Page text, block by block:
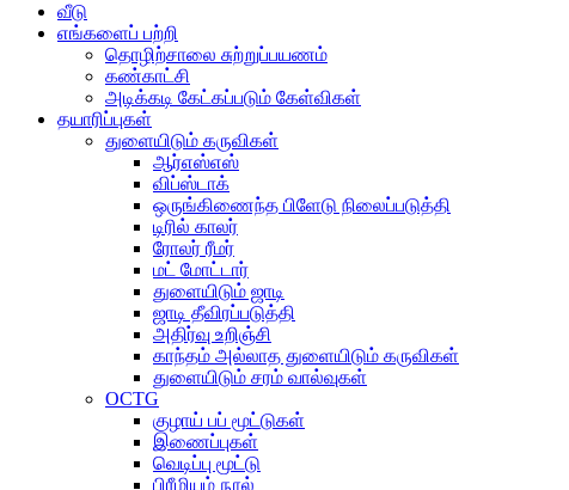
வீடு
எங்களைப் பற்றி
தொழிற்சாலை சுற்றுப்பயணம்
கண்காட்சி
அடிக்கடி கேட்கப்படும் கேள்விகள்
தயாரிப்புகள்
துளையிடும் கருவிகள்
ஆர்எஸ்எஸ்
விப்ஸ்டாக்
ஒருங்கிணைந்த பிளேடு நிலைப்படுத்தி
டிரில் காலர்
ரோலர் ரீமர்
மட் மோட்டார்
துளையிடும் ஜாடி
ஜாடி தீவிரப்படுத்தி
அதிர்வு உறிஞ்சி
காந்தம் அல்லாத துளையிடும் கருவிகள்
துளையிடும் சரம் வால்வுகள்
OCTG
குழாய் பப் மூட்டுகள்
இணைப்புகள்
வெடிப்பு மூட்டு
பிரீமியம் நூல்